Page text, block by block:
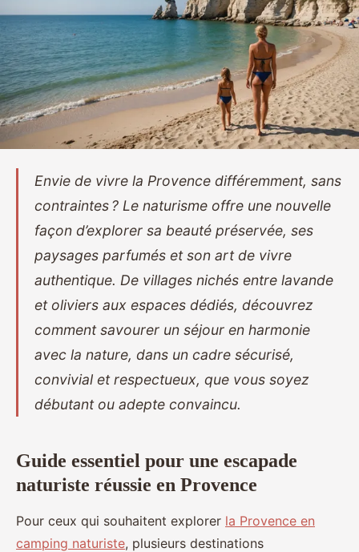
Envie de vivre la Provence différemment, sans
contraintes ? Le naturisme offre une nouvelle
façon d’explorer sa beauté préservée, ses
paysages parfumés et son art de vivre
authentique. De villages nichés entre lavande
et oliviers aux espaces dédiés, découvrez
comment savourer un séjour en harmonie
avec la nature, dans un cadre sécurisé,
convivial et respectueux, que vous soyez
débutant ou adepte convaincu.
Guide essentiel pour une escapade
naturiste réussie en Provence
Pour ceux qui souhaitent explorer la Provence en
camping naturiste, plusieurs destinations